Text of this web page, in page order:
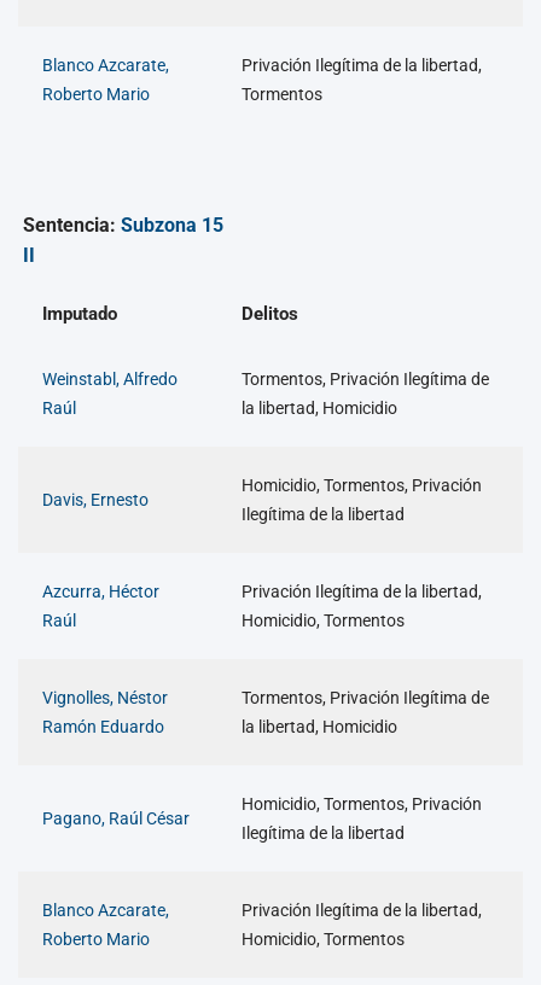
Blanco Azcarate,
Roberto Mario
Privación Ilegítima de la libertad,
Tormentos
Sentencia: Subzona 15
II
Imputado Delitos
Weinstabl, Alfredo
Raúl
Tormentos, Privación Ilegítima de
la libertad, Homicidio
Davis, Ernesto
Homicidio, Tormentos, Privación
Ilegítima de la libertad
Azcurra, Héctor
Raúl
Privación Ilegítima de la libertad,
Homicidio, Tormentos
Vignolles, Néstor
Ramón Eduardo
Tormentos, Privación Ilegítima de
la libertad, Homicidio
Pagano, Raúl César
Homicidio, Tormentos, Privación
Ilegítima de la libertad
Blanco Azcarate,
Roberto Mario
Privación Ilegítima de la libertad,
Homicidio, Tormentos